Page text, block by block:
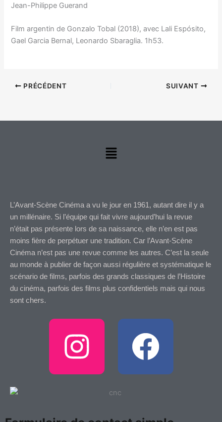
Jean-Philippe Guerand
Film argentin de Gonzalo Tobal (2018), avec Lali Espósito,
Gael Garcia Bernal, Leonardo Sbaraglia. 1h53.
PRÉCÉDENT SUIVANT
Menu
L’Avant-Scène Cinéma a vu le jour en 1961, autant dire il y a
un millénaire. Si l’équipe qui fait vivre aujourd’hui la revue
n’était pas présente lors de sa naissance, elle n’en est pas
moins fière de perpétuer une tradition. Car l’Avant-Scène
Cinéma n’est pas une revue comme les autres. C’est la seule
au monde à publier de façon aussi régulière et systématique le
scénario de films, parfois des grands classiques de l’Histoire
du cinéma, parfois des films plus confidentiels mais qui nous
sont chers.
I
n
F
a